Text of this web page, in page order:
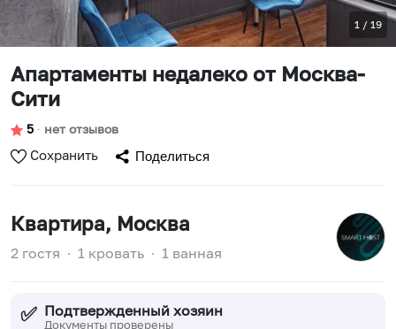
1 / 19
Апартаменты недалеко от Москва-
Сити
5 ∙ нет отзывов
Сохранить Поделиться
Квартира, Москва
2 гостя ∙ 1 кровать ∙ 1 ванная
✅ Подтвержденный хозяин
Документы проверены